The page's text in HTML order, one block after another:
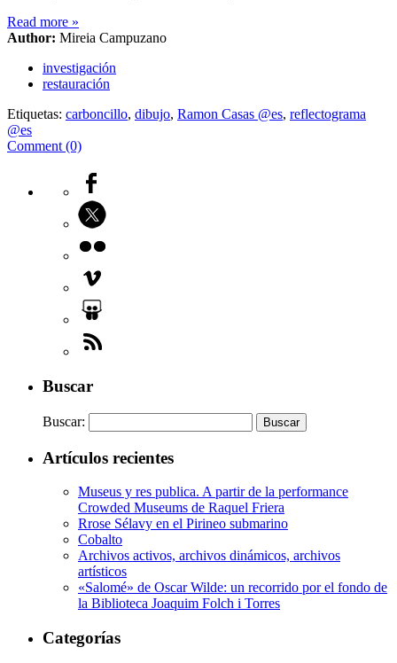
Read more »
Author: Mireia Campuzano
investigación
restauración
Etiquetas: carboncillo, dibujo, Ramon Casas @es, reflectograma
@es
Comment (0)
Buscar
Buscar:
Artículos recientes
Museus y res publica. A partir de la performance
Crowded Museums de Raquel Friera
Rrose Sélavy en el Pirineo submarino
Cobalto
Archivos activos, archivos dinámicos, archivos
artísticos
«Salomé» de Oscar Wilde: un recorrido por el fondo de
la Biblioteca Joaquim Folch i Torres
Categorías